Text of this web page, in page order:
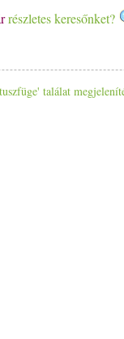
részletes keresőnket?
találat